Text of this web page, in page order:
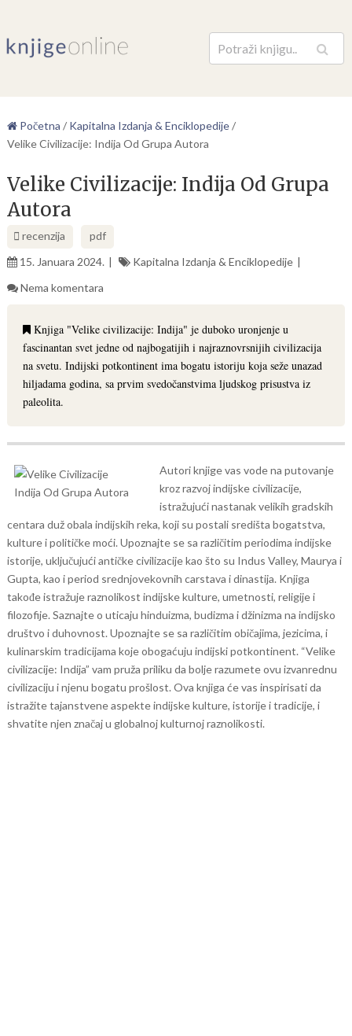
Pretraga
Početna / Kapitalna Izdanja & Enciklopedije/
Velike Civilizacije: Indija Od Grupa Autora
Velike Civilizacije: Indija Od Grupa
Autora
recenzija
pdf
15. Januara 2024.
Kapitalna Izdanja & Enciklopedije
Nema komentara
Knjiga "Velike civilizacije: Indija" je duboko uronjenje u
fascinantan svet jedne od najbogatijih i najraznovrsnijih civilizacija
na svetu. Indijski potkontinent ima bogatu istoriju koja seže unazad
hiljadama godina, sa prvim svedočanstvima ljudskog prisustva iz
paleolita.
Autori knjige vas vode na putovanje
kroz razvoj indijske civilizacije,
istražujući nastanak velikih gradskih
centara duž obala indijskih reka, koji su postali središta bogatstva,
kulture i političke moći. Upoznajte se sa različitim periodima indijske
istorije, uključujući antičke civilizacije kao što su Indus Valley, Maurya i
Gupta, kao i period srednjovekovnih carstava i dinastija. Knjiga
takođe istražuje raznolikost indijske kulture, umetnosti, religije i
filozofije. Saznajte o uticaju hinduizma, budizma i džinizma na indijsko
društvo i duhovnost. Upoznajte se sa različitim običajima, jezicima, i
kulinarskim tradicijama koje obogaćuju indijski potkontinent. “Velike
civilizacije: Indija” vam pruža priliku da bolje razumete ovu izvanrednu
civilizaciju i njenu bogatu prošlost. Ova knjiga će vas inspirisati da
istražite tajanstvene aspekte indijske kulture, istorije i tradicije, i
shvatite njen značaj u globalnoj kulturnoj raznolikosti.